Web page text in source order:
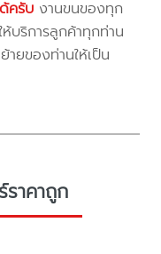
ครับ งานขนของทุก
ห้บริการลูกค้าทุกท่าน
ยของท่านให้เป็น
ราคาถูก